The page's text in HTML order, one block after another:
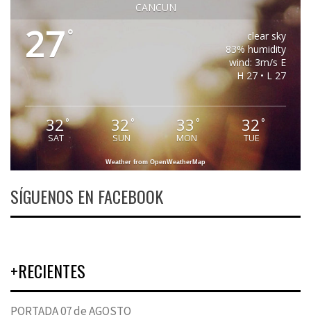
CANCUN
27°
clear sky
83% humidity
wind: 3m/s E
H 27 • L 27
32°
SAT
32°
SUN
33 °
MON
32°
TUE
Weather from OpenWeatherMap
SÍGUENOS EN FACEBOOK
+RECIENTES
PORTADA 07 de AGOSTO